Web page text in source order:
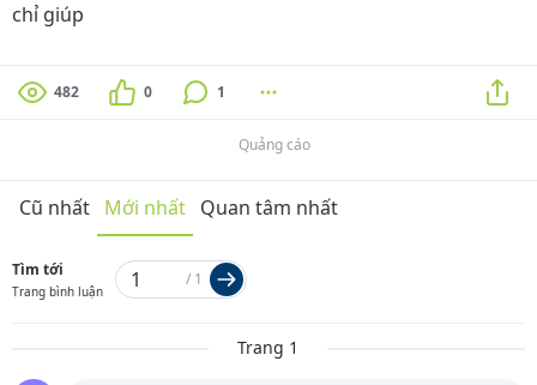
chỉ giúp
482 0 1
Quảng cáo
Cũ nhất Mới nhất Quan tâm nhất
Tìm tới
Trang bình luận
/ 1
Trang 1